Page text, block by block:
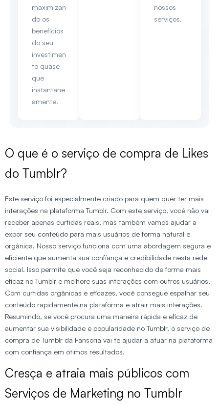
maximizan
do os
benefícios
do seu
investimen
to quase
que
instantane
amente.
nossos
serviços.
O que é o serviço de compra de Likes
do Tumblr?
Este serviço foi especialmente criado para quem quer ter mais
interações na plataforma Tumblr. Com este serviço, você não vai
receber apenas curtidas reais, mas também vamos ajudar a
expor seu conteúdo para mais usuários de forma natural e
orgânica. Nosso serviço funciona com uma abordagem segura e
eficiente que aumenta sua confiança e credibilidade nesta rede
social. Isso permite que você seja reconhecido de forma mais
eficaz no Tumblr e melhore suas interações com outros usuários.
Com curtidas orgânicas e eficazes, você consegue espalhar seu
conteúdo rapidamente na plataforma e atrair mais interações.
Resumindo, se você procura uma maneira rápida e eficaz de
aumentar sua visibilidade e popularidade no Tumblr, o serviço de
compra de Tumblr da Fansoria vai te ajudar a atuar na plataforma
com confiança em ótimos resultados.
Cresça e atraia mais públicos com
Serviços de Marketing no Tumblr